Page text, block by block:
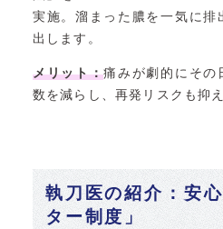
実施。溜まった膿を一気に排
出します。
メリット：痛みが劇的にその
数を減らし、再発リスクも抑え
執刀医の紹介：安
ター制度」